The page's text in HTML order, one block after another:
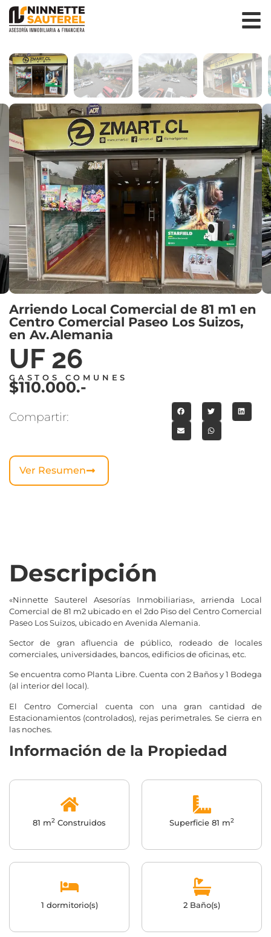
Arriendo Local Comercial de 81 m1 en
Centro Comercial Paseo Los Suizos,
en Av.Alemania
UF 26
GASTOS COMUNES
$110.000.-
Compartir:
Ver Resumen
Descripción
«Ninnette Sauterel Asesorías Inmobiliarias», arrienda Local
Comercial de 81 m2 ubicado en el 2do Piso del Centro Comercial
Paseo Los Suizos, ubicado en Avenida Alemania.
Sector de gran afluencia de público, rodeado de locales
comerciales, universidades, bancos, edificios de oficinas, etc.
Se encuentra como Planta Libre. Cuenta con 2 Baños y 1 Bodega
(al interior del local).
El Centro Comercial cuenta con una gran cantidad de
Estacionamientos (controlados), rejas perimetrales. Se cierra en
las noches.
Información de la Propiedad
81 m2 Construidos Superficie 81 m2
1 dormitorio(s) 2 Baño(s)